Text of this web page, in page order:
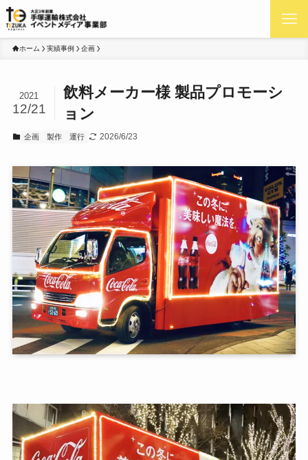
ホーム 実績事例 企画
飲料メーカー様 製品プロモーシ
ョン
2021
12/21
企画 製作 運行 2026/6/23